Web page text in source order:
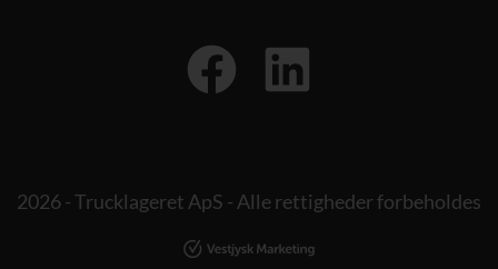
2026 - Trucklageret ApS - Alle rettigheder forbeholdes